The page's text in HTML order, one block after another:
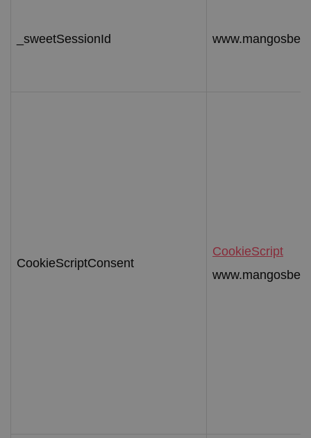
_sweetSessionId
CookieScriptConsent
CookieScript